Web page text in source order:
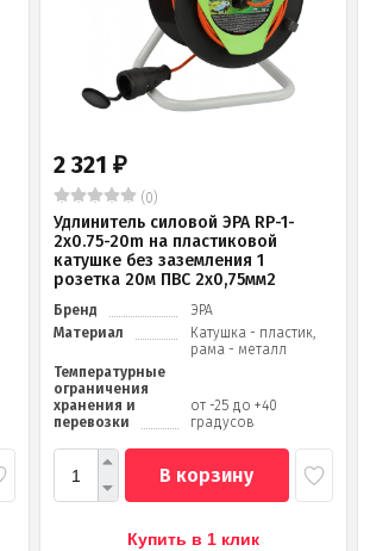
2 321 ₽
(0)
Удлинитель силовой ЭРА RP-1-
2x0.75-20m на пластиковой
катушке без заземления 1
розетка 20м ПВС 2х0,75мм2
Бренд
ЭРА
Материал
Катушка - пластик,
рама - металл
Температурные
ограничения
хранения и
перевозки
от -25 до +40
градусов
В корзину
Купить в 1 клик